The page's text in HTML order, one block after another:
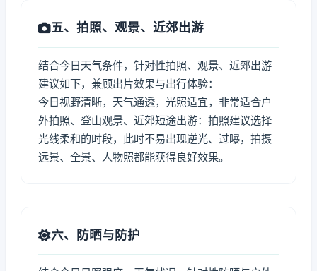
五、拍照、观景、近郊出游
结合今日天气条件，针对性拍照、观景、近郊出游
建议如下，兼顾出片效果与出行体验：
今日视野清晰，天气通透，光照适宜，非常适合户
外拍照、登山观景、近郊短途出游：拍照建议选择
光线柔和的时段，此时不易出现逆光、过曝，拍摄
远景、全景、人物照都能获得良好效果。
六、防晒与防护